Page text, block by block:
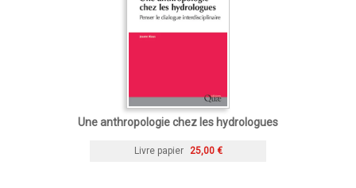
Une anthropologie chez les hydrologues
Livre papier 25,00 €